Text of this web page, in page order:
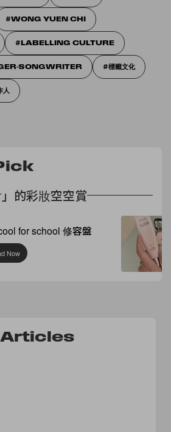
WONG YUEN CHI
LABELLING CULTURE
SONGWRITER 標籤文化
人
的彩妝空空賞
for school 修容盤
Now